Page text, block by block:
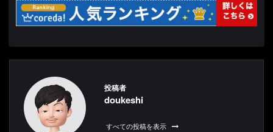
投稿者
doukeshi
すべての投稿を表示